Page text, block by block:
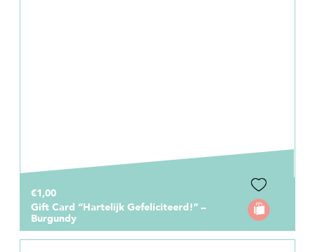
€1,00
Gift Card “Hartelijk Gefeliciteerd!” –
Burgundy